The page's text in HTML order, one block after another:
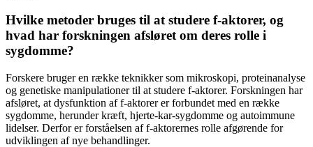
Hvilke metoder bruges til at studere f-aktorer, og
hvad har forskningen afsløret om deres rolle i
sygdomme?
Forskere bruger en række teknikker som mikroskopi, proteinanalyse
og genetiske manipulationer til at studere f-aktorer. Forskningen har
afsløret, at dysfunktion af f-aktorer er forbundet med en række
sygdomme, herunder kræft, hjerte-kar-sygdomme og autoimmune
lidelser. Derfor er forståelsen af f-aktorernes rolle afgørende for
udviklingen af nye behandlinger.